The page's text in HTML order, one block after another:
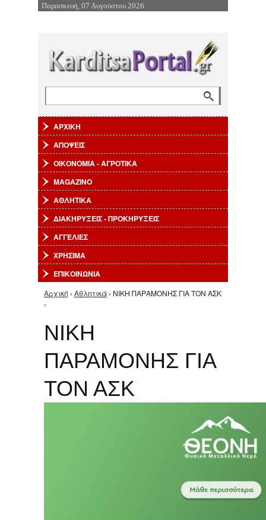
Επιστροφή στην Πλοήγηση
Παρασκευή, 07 Αυγούστου 2026
ΑΡΧΙΚΗ
ΑΠΟΨΕΙΣ
ΟΙΚΟΝΟΜΙΑ - ΑΓΡΟΤΙΚΑ
MAGAZINO
ΑΘΛΗΤΙΚΑ
ΔΙΑΚΗΡΥΞΕΙΣ - ΠΡΟΚΗΡΥΞΕΙΣ
ΑΓΓΕΛΙΕΣ
ΧΡΗΣΙΜΑ
ΕΠΙΚΟΙΝΩΝΙΑ
Είστε εδώ
Αρχική › Αθλητικά › ΝΙΚΗ ΠΑΡΑΜΟΝΗΣ ΓΙΑ ΤΟΝ ΑΣΚ
›
ΝΙΚΗ
ΠΑΡΑΜΟΝΗΣ ΓΙΑ
ΤΟΝ ΑΣΚ